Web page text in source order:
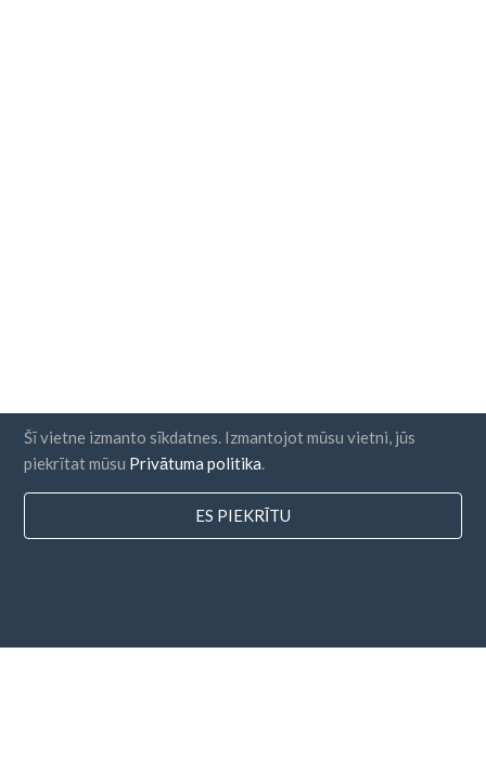
Šī vietne izmanto sīkdatnes. Izmantojot mūsu vietni, jūs
piekrītat mūsu Privātuma politika
ES PIEKRĪTU